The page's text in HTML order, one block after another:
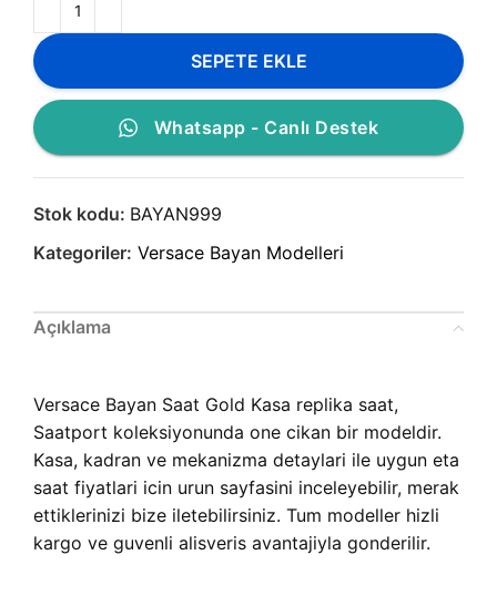
SEPETE EKLE
Whatsapp - Canlı Destek
Stok kodu: BAYAN999
Kategoriler: Versace Bayan Modelleri
Açıklama
Versace Bayan Saat Gold Kasa replika saat,
Saatport koleksiyonunda one cikan bir modeldir.
Kasa, kadran ve mekanizma detaylari ile uygun eta
saat fiyatlari icin urun sayfasini inceleyebilir, merak
ettiklerinizi bize iletebilirsiniz. Tum modeller hizli
kargo ve guvenli alisveris avantajiyla gonderilir.